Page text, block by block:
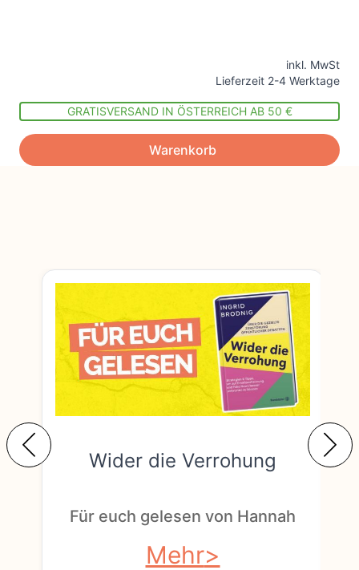
inkl. MwSt
Lieferzeit 2-4 Werktage
GRATISVERSAND IN ÖSTERREICH AB 50 €
Warenkorb
Wider die Verrohung
Für euch gelesen von Hannah
Mehr